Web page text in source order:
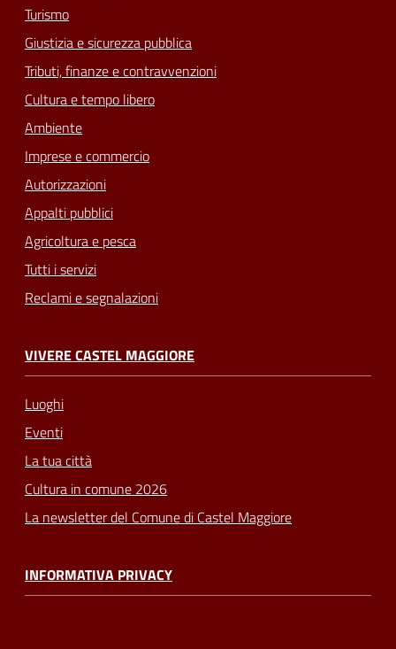
Turismo
Giustizia e sicurezza pubblica
Tributi, finanze e contravvenzioni
Cultura e tempo libero
Ambiente
Imprese e commercio
Autorizzazioni
Appalti pubblici
Agricoltura e pesca
Tutti i servizi
Reclami e segnalazioni
VIVERE CASTEL MAGGIORE
Luoghi
Eventi
La tua città
Cultura in comune 2026
La newsletter del Comune di Castel Maggiore
INFORMATIVA PRIVACY